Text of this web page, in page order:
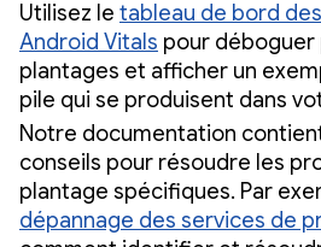
Utilisez le tableau de bord
Android Vitals pour déboguer
plantages et afficher un
pile qui se produisent dans
Notre documentation
conseils pour résoudre les
plantage spécifiques. Par
dépannage des services de